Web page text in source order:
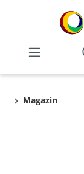
Magazin